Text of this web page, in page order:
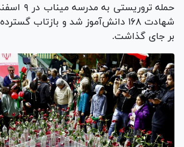
شهادت ۱۶۸ دانش‌آموز شد و بازتاب
بر جای گذاشت.